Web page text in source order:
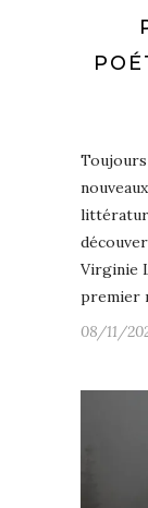
Virginie
premier
08/11/